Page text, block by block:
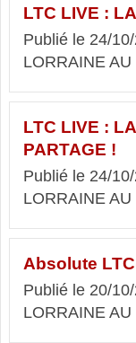
LTC LIVE :
Publié le 24/
LORRAINE AU
LTC LIVE :
PARTAGE !
Publié le 24/
LORRAINE AU
Absolute
Publié le 20/
LORRAINE AU